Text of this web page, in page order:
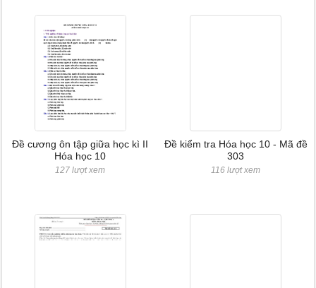
Đề cương ôn tập giữa học kì II
Hóa học 10
127 lượt xem
Đề kiểm tra Hóa học 10 - Mã đề
303
116 lượt xem